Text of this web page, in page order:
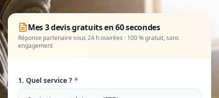
Mes 3 devis gratuits en 60 secondes
Réponse partenaire sous 24 h ouvrées · 100 % gratuit, sans
engagement
1. Quel service ? *